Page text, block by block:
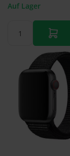
Auf Lager